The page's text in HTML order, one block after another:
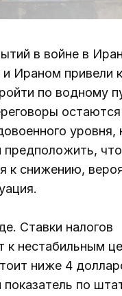
в войне в
Ираном привели к
по водному
остаются
уровня,
предположить, что
к снижению,
Ставки налогов
к нестабильным
ниже 4
по